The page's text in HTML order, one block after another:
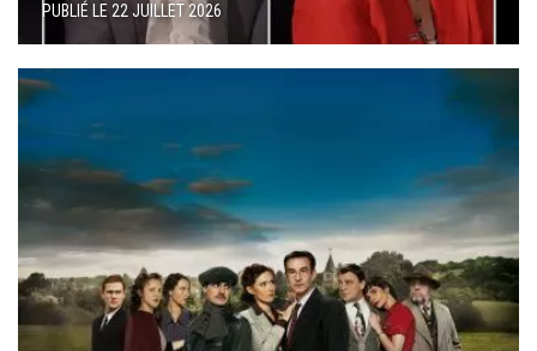
PUBLIÉ LE22 JUILLET 2026
Image